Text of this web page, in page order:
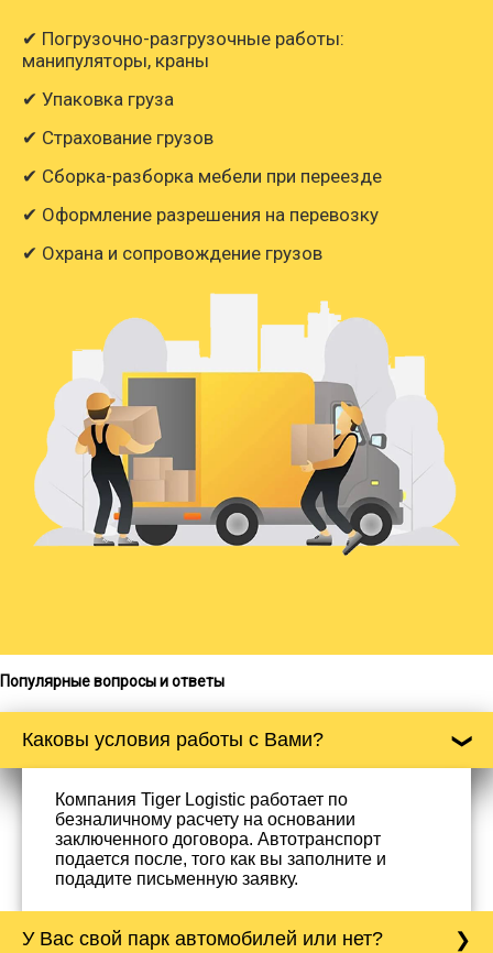
✔ Погрузочно-разгрузочные работы:
манипуляторы, краны
✔ Упаковка груза
✔ Страхование грузов
✔ Сборка-разборка мебели при переезде
✔ Оформление разрешения на перевозку
✔ Охрана и сопровождение грузов
Популярные вопросы и ответы
Каковы условия работы с Вами?
Компания Tiger Logistic работает по
безналичному расчету на основании
заключенного договора. Автотранспорт
подается после, того как вы заполните и
подадите письменную заявку.
У Вас свой парк автомобилей или нет?